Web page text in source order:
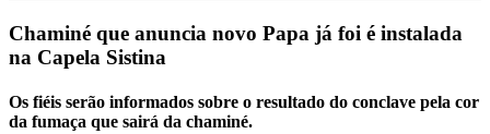
Chaminé que anuncia novo Papa já foi é instalada
na Capela Sistina
Os fiéis serão informados sobre o resultado do conclave pela cor
da fumaça que sairá da chaminé.